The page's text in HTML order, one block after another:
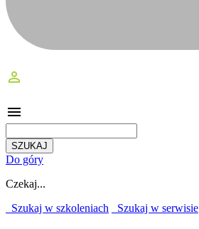
perm_identity
menu
Do góry
Czekaj...
Szukaj w szkoleniach
Szukaj w serwisie